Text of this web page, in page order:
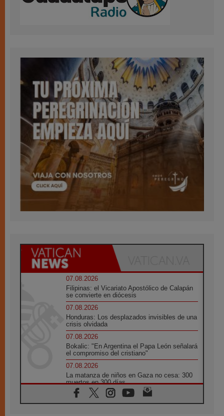
07.08.2026
Filipinas: el Vicariato Apostólico de Calapán
se convierte en diócesis
07.08.2026
Honduras: Los desplazados invisibles de una
crisis olvidada
07.08.2026
Bokalic: "En Argentina el Papa León señalará
el compromiso del cristiano"
07.08.2026
La matanza de niños en Gaza no cesa: 300
muertos en 300 días
07.08.2026
Tagle: La guerra desfigura el mundo, solo la